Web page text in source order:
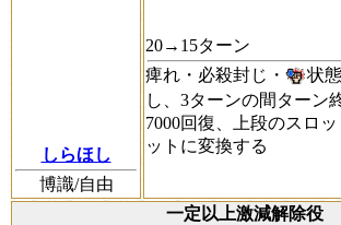
しらほし
博識/自由
20→15ターン
痺れ・必殺封じ・
状
し、3ターンの間ターン
7000回復、上段のスロ
ットに変換する
一定以上激減解除役